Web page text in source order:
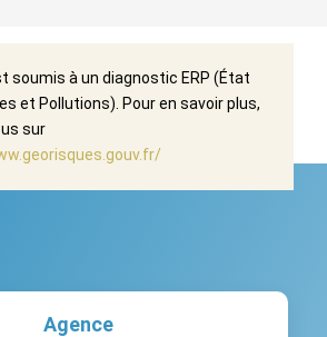
soumis à un diagnostic ERP (État
et Pollutions). Pour en savoir plus,
sur
Agence